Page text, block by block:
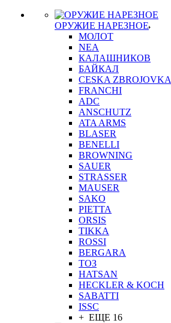
ОРУЖИЕ НАРЕЗНОЕ
МОЛОТ
NEA
КАЛАШНИКОВ
БАЙКАЛ
CESKA ZBROJOVKA
FRANCHI
ADC
ANSCHUTZ
ATA ARMS
BLASER
BENELLI
BROWNING
SAUER
STRASSER
MAUSER
SAKO
PIETTA
ORSIS
TIKKA
ROSSI
BERGARA
ТОЗ
HATSAN
HECKLER & KOCH
SABATTI
ISSC
+ ЕЩЕ 16